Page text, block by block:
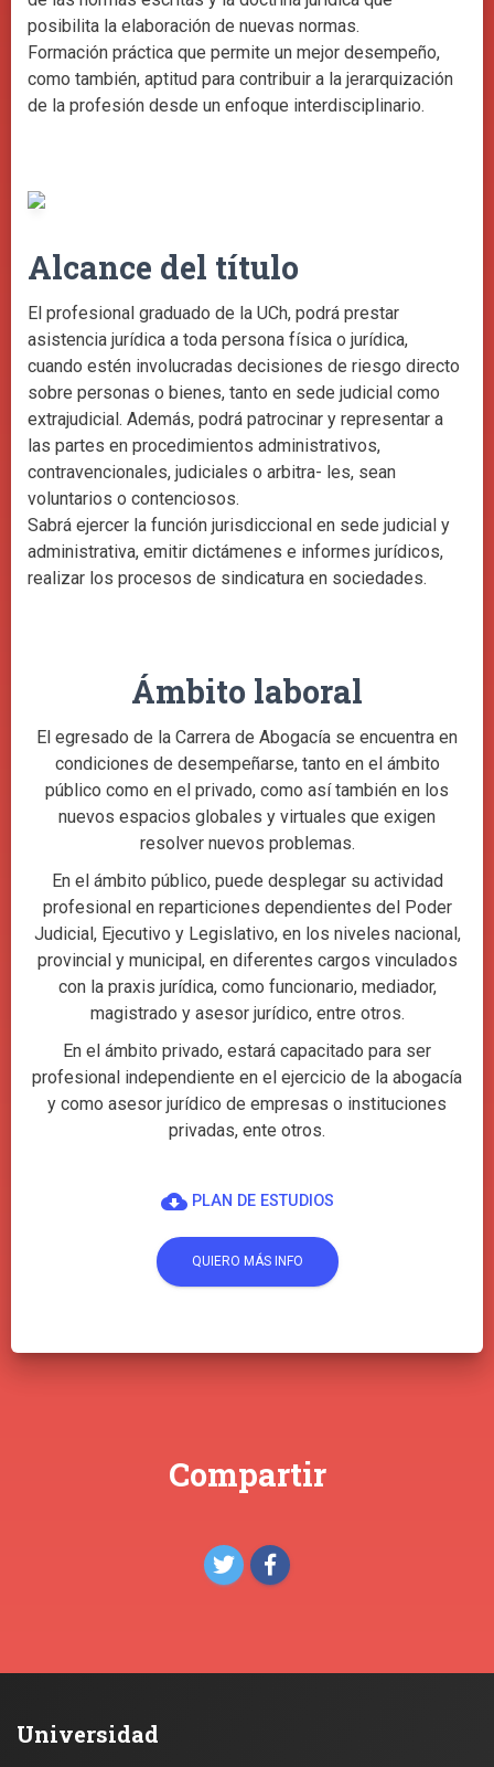
posibilita la elaboración de nuevas normas.
Formación práctica que permite un mejor desempeño,
como también, aptitud para contribuir a la jerarquización
de la profesión desde un enfoque interdisciplinario.
Alcance del título
El profesional graduado de la UCh, podrá prestar
asistencia jurídica a toda persona física o jurídica,
cuando estén involucradas decisiones de riesgo directo
sobre personas o bienes, tanto en sede judicial como
extrajudicial. Además, podrá patrocinar y representar a
las partes en procedimientos administrativos,
contravencionales, judiciales o arbitra- les, sean
voluntarios o contenciosos.
Sabrá ejercer la función jurisdiccional en sede judicial y
administrativa, emitir dictámenes e informes jurídicos,
realizar los procesos de sindicatura en sociedades.
Ámbito laboral
El egresado de la Carrera de Abogacía se encuentra en
condiciones de desempeñarse, tanto en el ámbito
público como en el privado, como así también en los
nuevos espacios globales y virtuales que exigen
resolver nuevos problemas.
En el ámbito público, puede desplegar su actividad
profesional en reparticiones dependientes del Poder
Judicial, Ejecutivo y Legislativo, en los niveles nacional,
provincial y municipal, en diferentes cargos vinculados
con la praxis jurídica, como funcionario, mediador,
magistrado y asesor jurídico, entre otros.
En el ámbito privado, estará capacitado para ser
profesional independiente en el ejercicio de la abogacía
y como asesor jurídico de empresas o instituciones
privadas, ente otros.
cloud_downloadPLAN DE ESTUDIOS
QUIERO MÁS INFO
Compartir
Universidad